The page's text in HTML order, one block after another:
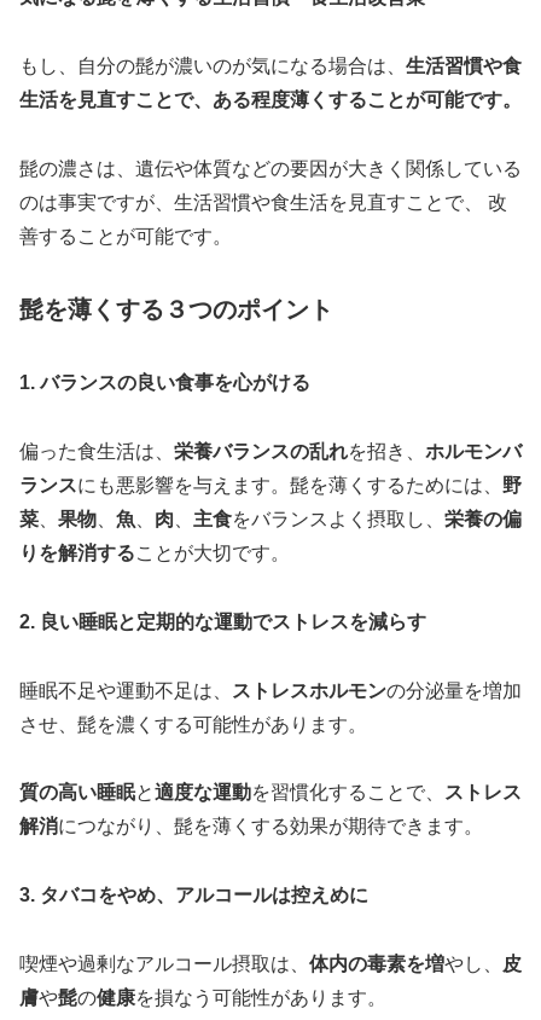
もし、自分の髭が濃いのが気になる場合は、 生活習慣や食
生活を見直すことで、ある程度薄くすることが可能です。
髭の濃さは、遺伝や体質などの要因が大きく関係している
のは事実ですが、生活習慣や食生活を見直すことで、 改
善することが可能です。
髭を薄くする ３つのポイント
1. バランスの良い食事を心がける
偏った食生活は、 栄養バランスの乱れを招き、 ホルモンバ
ランスにも悪影響を与えます。髭を薄くするためには、 野
菜
果物 魚 肉 主食をバランスよく摂取し、 栄養の偏
りを解消することが大切です。
2. 良い睡眠と定期的な運動でストレスを減らす
睡眠不足や運動不足は、 ストレスホルモンの分泌量を増加
させ、髭を濃くする可能性があります。
質の高い睡眠と適度な運動を習慣化することで、
ストレス
解消につながり、髭を薄くする効果が期待できます。
3. タバコをやめ、アルコールは控えめに
喫煙や過剰なアルコール摂取は、 体内の毒素を増やし、
皮
膚や髭の健康を損なう可能性があります。